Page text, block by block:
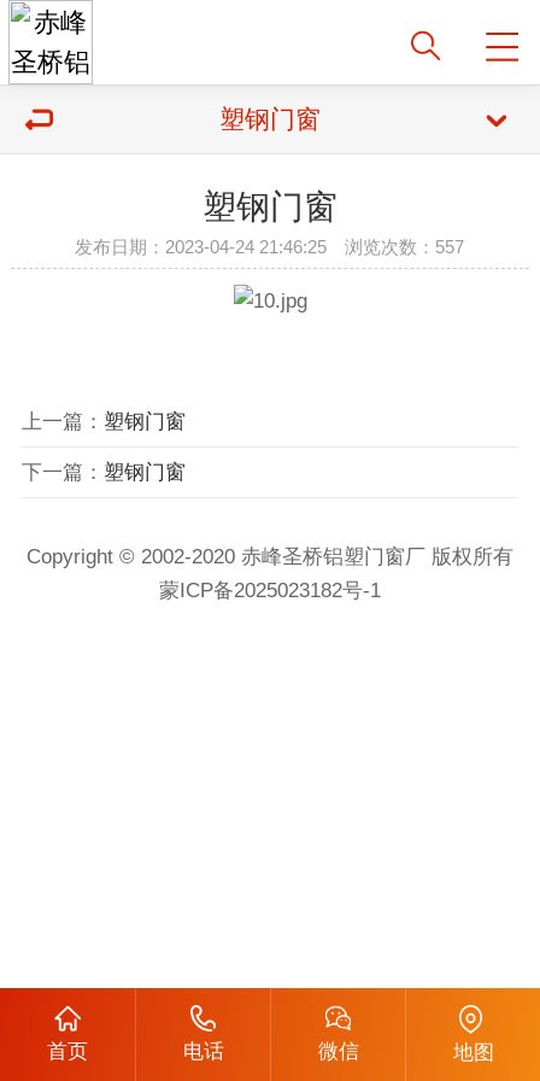
塑钢门窗
塑钢门窗
发布日期：2023-04-24 21:46:25 浏览次数：557
上一篇： 塑钢门窗
下一篇： 塑钢门窗
Copyright © 2002-2020 赤峰圣桥铝塑门窗厂 版权所有
蒙ICP备2025023182号-1
首页 电话 微信 地图